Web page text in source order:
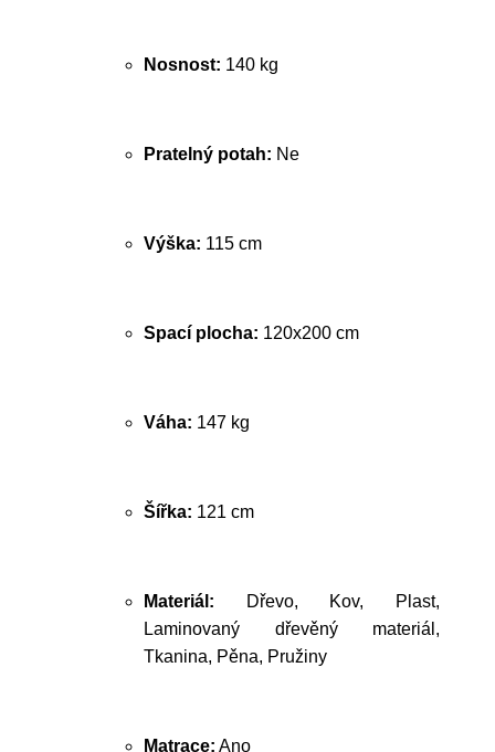
Nosnost: 140 kg
Pratelný potah: Ne
Výška: 115 cm
Spací plocha: 120x200 cm
Váha: 147 kg
Šířka: 121 cm
Materiál: Dřevo, Kov, Plast,
Laminovaný dřevěný materiál,
Tkanina, Pěna, Pružiny
Matrace: Ano